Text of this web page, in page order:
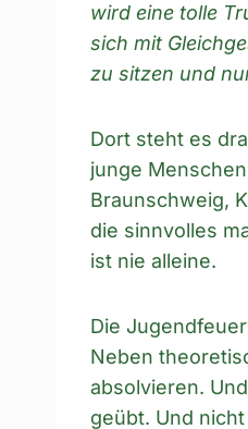
wird eine tolle
sich mit
zu sitzen und
Dort steht es
junge
Braunschweig,
die sinnvolles
ist nie alleine.
Die
Neben
absolvieren.
geübt. Und